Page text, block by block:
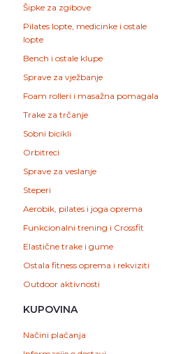
Šipke za zgibove
Pilates lopte, medicinke i ostale
lopte
Bench i ostale klupe
Sprave za vježbanje
Foam rolleri i masažna pomagala
Trake za trčanje
Sobni bicikli
Orbitreci
Sprave za veslanje
Steperi
Aerobik, pilates i joga oprema
Funkcionalni trening i Crossfit
Elastične trake i gume
Ostala fitness oprema i rekviziti
Outdoor aktivnosti
KUPOVINA
Načini plaćanja